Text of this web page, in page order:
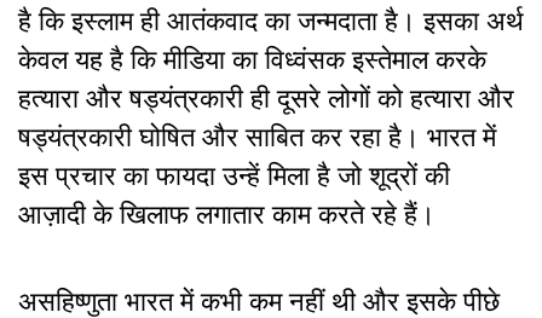
है कि इस्लाम ही आतंकवाद का जन्मदाता है। इसका अर्थ
केवल यह है कि मीडिया का विध्वंसक इस्तेमाल करके
हत्यारा और षड्यंत्रकारी ही दूसरे लोगों को हत्यारा और
षड्यंत्रकारी घोषित और साबित कर रहा है। भारत में
इस प्रचार का फायदा उन्हें मिला है जो शूद्रों की
आज़ादी के खिलाफ लगातार काम करते रहे हैं।
असहिष्णुता भारत में कभी कम नहीं थी और इसके पीछे